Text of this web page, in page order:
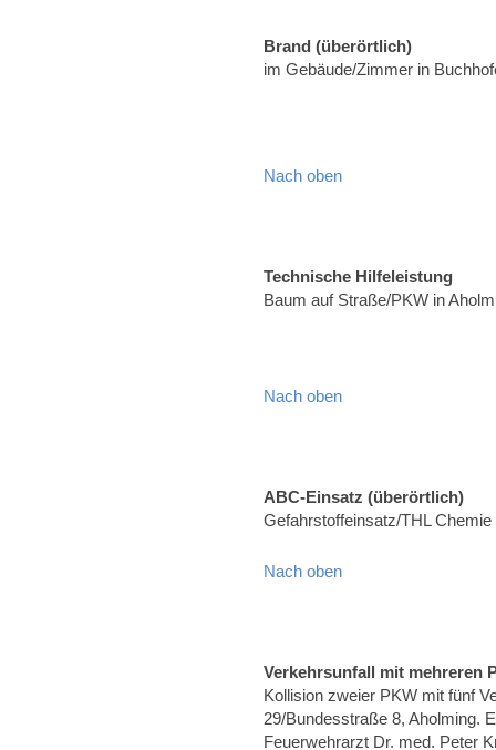
Brand (überörtlich)
im Gebäude/Zimmer in
Nach oben
Technische Hilfeleistung
Baum auf Straße/PKW in
Nach oben
ABC-Einsatz (überörtlich)
Gefahrstoffeinsatz/THL
Nach oben
Verkehrsunfall mit mehreren
Kollision zweier PKW mit fünf
29/Bundesstraße 8, Aholming.
Feuerwehrarzt Dr. med. Peter